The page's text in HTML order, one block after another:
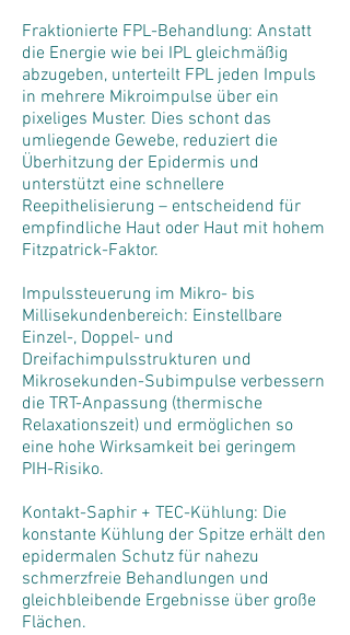
Fraktionierte FPL-Behandlung: Anstatt
die Energie wie bei IPL gleichmäßig
abzugeben, unterteilt FPL jeden Impuls
in mehrere Mikroimpulse über ein
pixeliges Muster. Dies schont das
umliegende Gewebe, reduziert die
Überhitzung der Epidermis und
unterstützt eine schnellere
Reepithelisierung – entscheidend für
empfindliche Haut oder Haut mit hohem
Fitzpatrick-Faktor.
Impulssteuerung im Mikro- bis
Millisekundenbereich: Einstellbare
Einzel-, Doppel- und
Dreifachimpulsstrukturen und
Mikrosekunden-Subimpulse verbessern
die TRT-Anpassung (thermische
Relaxationszeit) und ermöglichen so
eine hohe Wirksamkeit bei geringem
PIH-Risiko.
Kontakt-Saphir + TEC-Kühlung: Die
konstante Kühlung der Spitze erhält den
epidermalen Schutz für nahezu
schmerzfreie Behandlungen und
gleichbleibende Ergebnisse über große
Flächen.